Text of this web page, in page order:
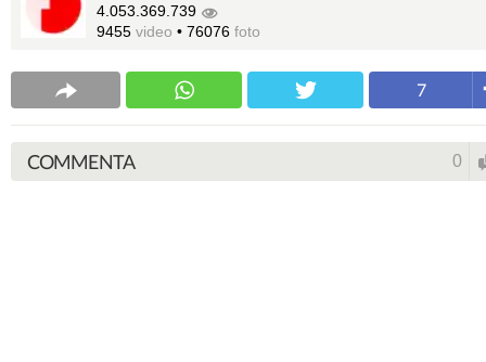
4.053.369.739
9455 video • 76076 foto
7
COMMENTA 0